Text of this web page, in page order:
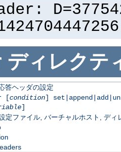
ディレクテ
答ヘッダの設定
[condition]
]
定ファイル, バーチャルホスト, ディ